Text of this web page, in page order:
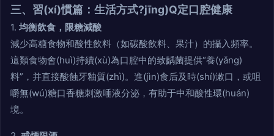
三、習(xí)慣篇：生活方式?jīng)Q定口腔健康
1. 均衡飲食，限糖減酸
減少高糖食物和酸性飲料（如碳酸飲料、果汁）的攝入頻率。
這類食物會(huì)持續(xù)為口腔中的致齲菌提供“養(yǎng)
料”，并直接酸蝕牙釉質(zhì)。進(jìn)食后及時(shí)漱口，或咀
嚼無(wú)糖口香糖刺激唾液分泌，有助于中和酸性環(huán)
境。